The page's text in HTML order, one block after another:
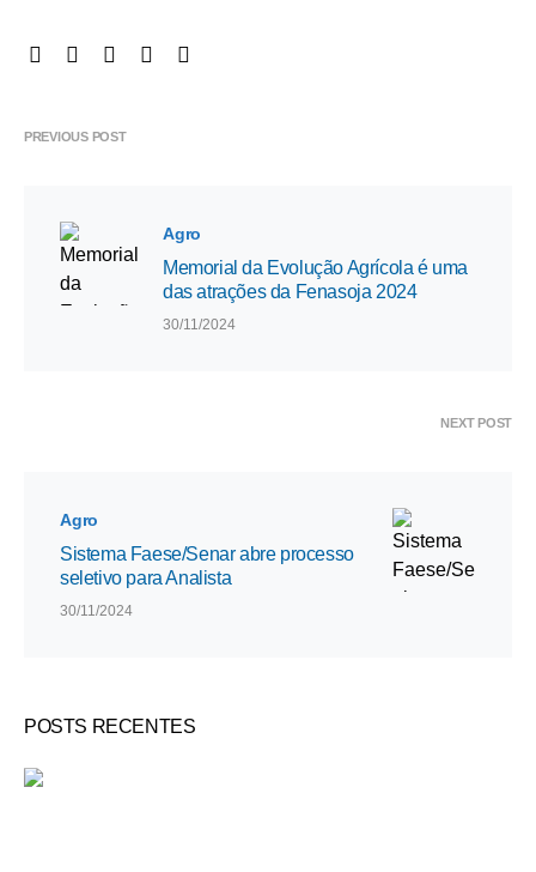
PREVIOUS POST
Agro
Memorial da Evolução Agrícola é uma
das atrações da Fenasoja 2024
30/11/2024
NEXT POST
Agro
Sistema Faese/Senar abre processo
seletivo para Analista
30/11/2024
POSTS RECENTES